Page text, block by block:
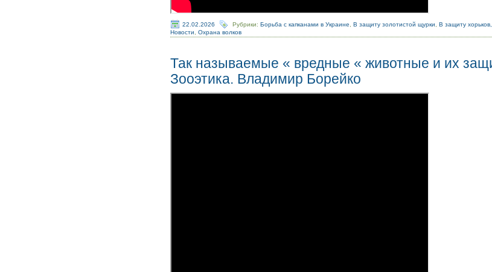
22.02.2026 Рубрики:Борьба с капканами в Украине ,В защиту золотистой щурки ,В защиту
Новости
,Охрана волков
Так называемые « вредные « животные и их
Зооэтика. Владимир Борейко